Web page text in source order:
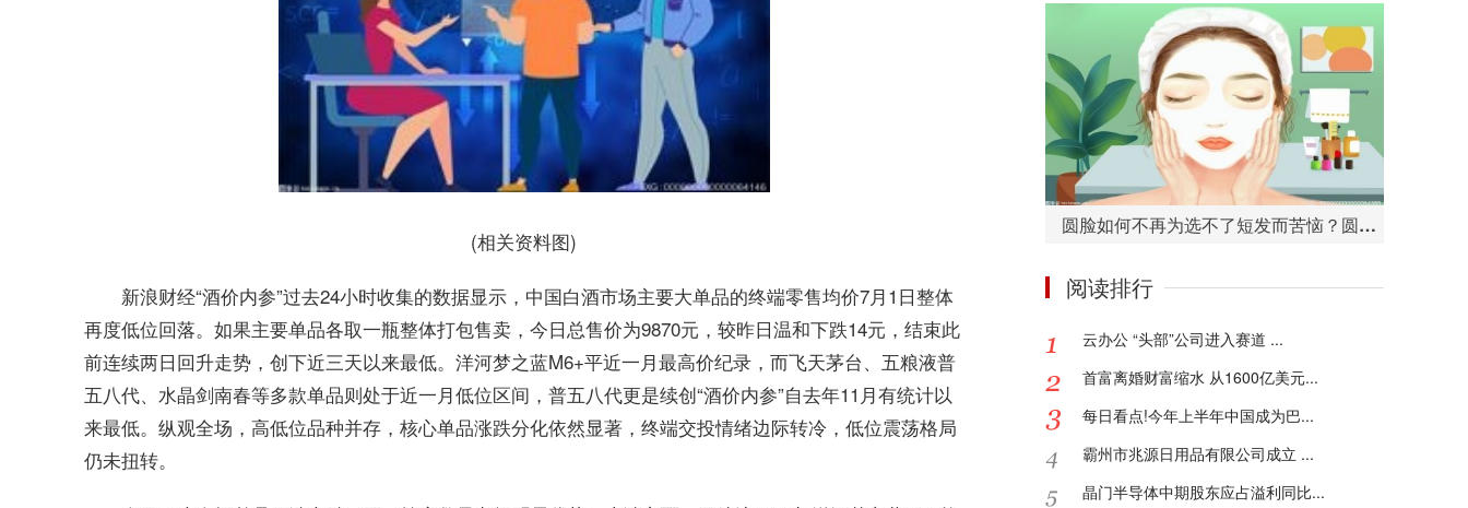
(相关资料图)
新浪财经“酒价内参”过去24小时收集的数据显示，中国白酒市场主要大单品的终端零售均价7月1日整体
再度低位回落。如果主要单品各取一瓶整体打包售卖，今日总售价为9870元，较昨日温和下跌14元，结束此
前连续两日回升走势，创下近三天以来最低。洋河梦之蓝M6+平近一月最高价纪录，而飞天茅台、五粮液普
五八代、水晶剑南春等多款单品则处于近一月低位区间，普五八代更是续创“酒价内参”自去年11月有统计以
来最低。纵观全场，高低位品种并存，核心单品涨跌分化依然显著，终端交投情绪边际转冷，低位震荡格局
仍未扭转。
圆脸如何不再为选不了短发而苦恼？圆脸适合的短发造型有哪些？
阅读排行
云办公 “头部”公司进入赛道 ...
首富离婚财富缩水 从1600亿美元...
每日看点!今年上半年中国成为巴...
霸州市兆源日用品有限公司成立 ...
晶门半导体中期股东应占溢利同比...